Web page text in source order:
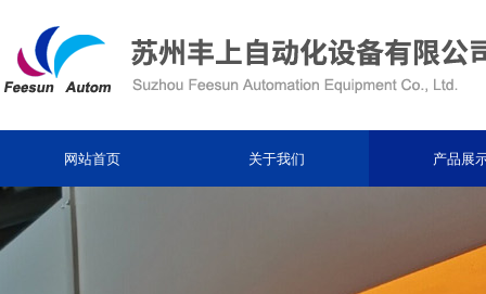
网站首页 关于我们 产品展